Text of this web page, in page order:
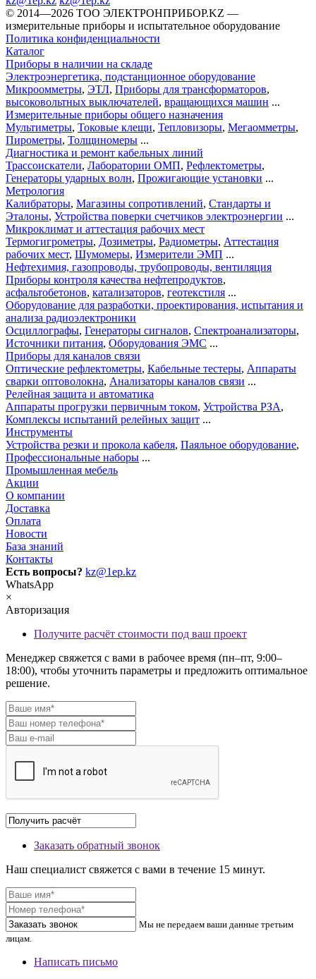
©️ 2014—2026 ТОО ЭЛЕКТРОНПРИБОР.KZ —
измерительные приборы и испытательное оборудование
Политика конфиденциальности
Каталог
Приборы в наличии на складе
Электроэнергетика, подстанционное оборудование
Микроомметры, ЭТЛ, Приборы для трансформаторов,
высоковольтных выключателей, вращающихся машин ...
Измерительные приборы общего назначения
Мультиметры, Токовые клещи, Тепловизоры, Мегаомметры,
Пирометры, Толщиномеры ...
Диагностика и ремонт кабельных линий
Трассоискатели, Лаборатории ОМП, Рефлектометры,
Генераторы ударных волн, Прожигающие установки ...
Метрология
Калибраторы, Магазины сопротивлений, Стандарты и
Эталоны, Устройства поверки счетчиков электроэнергии ...
Микроклимат и аттестация рабочих мест
Термогигрометры, Дозиметры, Радиометры, Аттестация
рабочих мест, Шумомеры, Измерители ЭМП ...
Нефтехимия, газопроводы, трубопроводы, вентиляция
Приборы контроля качества нефтепродуктов,
асфальтобетонов, катализаторов, геотекстиля ...
Оборудование для разработки, проектирования, испытания и
анализа радиоэлектроники
Осциллографы, Генераторы сигналов, Спектроанализаторы,
Источники питания, Оборудования ЭМС ...
Приборы для каналов связи
Оптические рефлектометры, Кабельные тестеры, Аппараты
сварки оптоволокна, Анализаторы каналов связи ...
Релейная защита и автоматика
Аппараты прогрузки первичным током, Устройства РЗА,
Комплексы испытаний релейных защит ...
Инструменты
Устройства резки и прокола кабеля, Паяльное оборудование,
Профессиональные наборы ...
Промышленная мебель
Акции
О компании
Доставка
Оплата
Новости
База знаний
Контакты
Есть вопросы? kz@1ep.kz
WhatsApp
×
Авторизация
Получите расчёт стоимости под ваш проект
Менеджер свяжется с вами в рабочее время (пн–пт, 9:00–
18:00), чтобы уточнить параметры и предложить оптимальное
решение.
Заказать обратный звонок
Наш специалист свяжется с вами в течение 15 минут.
Мы не передаем ваши данные третьим
лицам.
Написать письмо